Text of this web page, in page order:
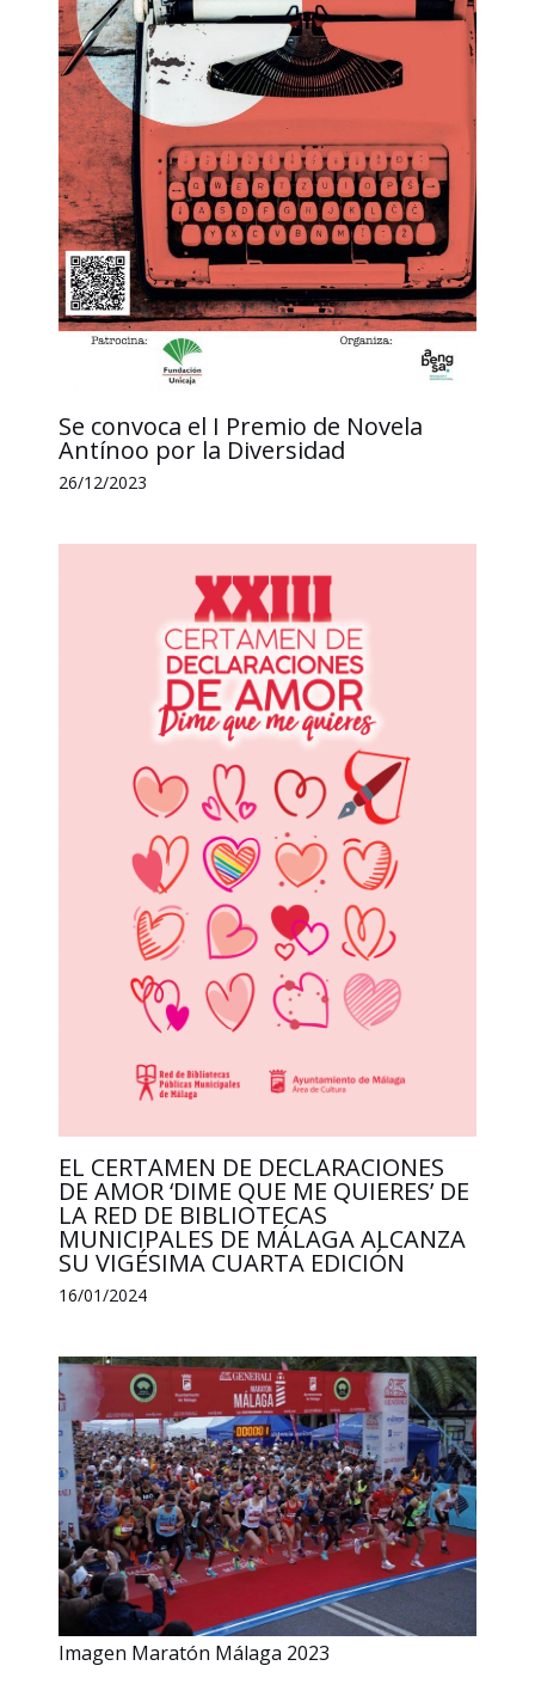
Se convoca el I Premio de Novela
Antínoo por la Diversidad
26/12/2023
EL CERTAMEN DE DECLARACIONES
DE AMOR ‘DIME QUE ME QUIERES’ DE
LA RED DE BIBLIOTECAS
MUNICIPALES DE MÁLAGA ALCANZA
SU VIGÉSIMA CUARTA EDICIÓN
16/01/2024
Imagen Maratón Málaga 2023